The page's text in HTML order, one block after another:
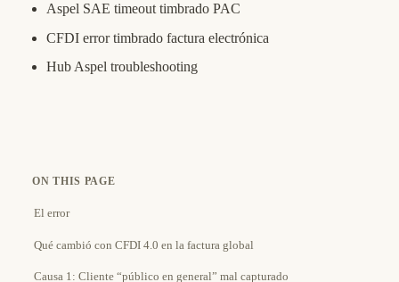
Aspel SAE timeout timbrado PAC
CFDI error timbrado factura electrónica
Hub Aspel troubleshooting
ON THIS PAGE
El error
Qué cambió con CFDI 4.0 en la factura global
Causa 1: Cliente “público en general” mal capturado